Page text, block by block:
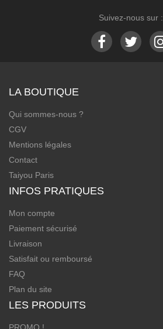
Suivez-nous sur :
LA BOUTIQUE
Qui sommes-nous ?
CGV
Mentions légales
Contact
Taiyou Paris
INFOS PRATIQUES
Mon compte
Paiement sécurisé
Livraison
Satisfait ou remboursé
FAQ
Plan du site
LES PRODUITS
PROMO !